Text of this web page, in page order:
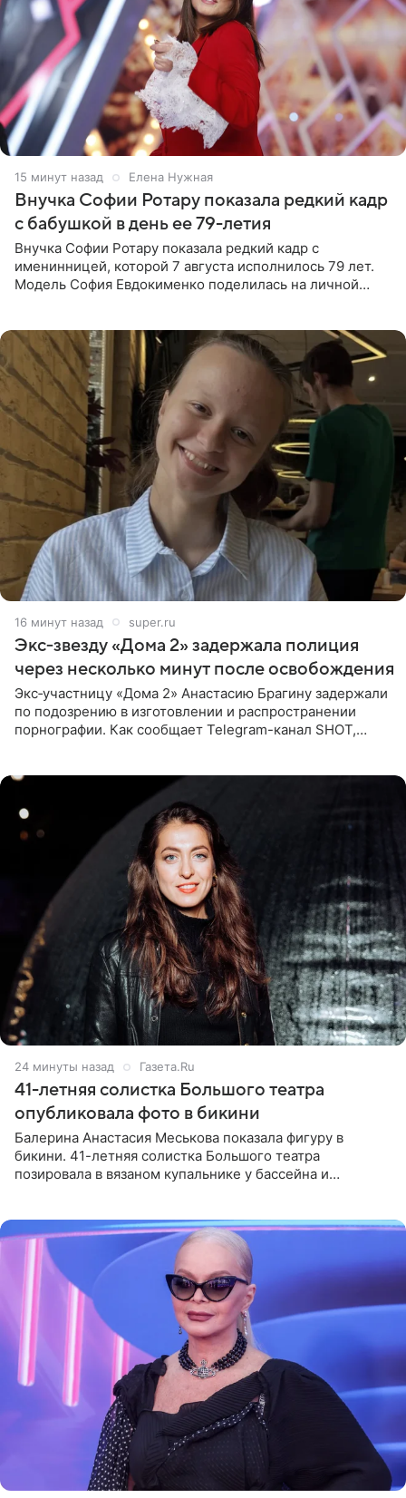
15 минут назад Елена Нужная
Внучка Софии Ротару показала редкий кадр
с бабушкой в день ее 79-летия
Внучка Софии Ротару показала редкий кадр с
именинницей, которой 7 августа исполнилось 79 лет.
Модель София Евдокименко поделилась на личной
16 минут назад super.ru
Экс‑звезду «Дома 2» задержала полиция
через несколько минут после освобождения
Экс‑участницу «Дома 2» Анастасию Брагину задержали
по подозрению в изготовлении и распространении
порнографии. Как сообщает Telegram-канал SHOT,
24 минуты назад Газета.Ru
41-летняя солистка Большого театра
опубликовала фото в бикини
Балерина Анастасия Меськова показала фигуру в
бикини. 41-летняя солистка Большого театра
позировала в вязаном купальнике у бассейна и